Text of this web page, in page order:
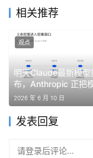
当他们拿到
一个月内，整个行
来看看这份闪瞎眼
Cloudflare报告，
相关推荐
明天Claude最新模型
布，Anthropic 正把
变成上市语言
2026 年 6 月 10 日
观点
发表回复
请登录后评论...